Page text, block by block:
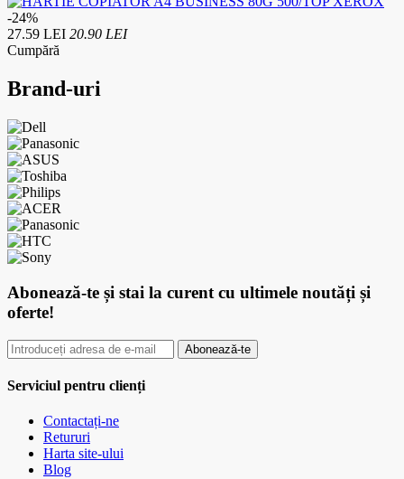
-24%
27.59 LEI 20.90 LEI
Cumpără
Brand-uri
Abonează-te și stai la curent cu ultimele noutăți și
oferte!
Abonează-te
Serviciul pentru clienți
Contactați-ne
Retururi
Harta site-ului
Blog